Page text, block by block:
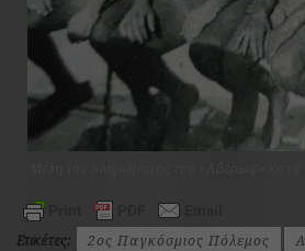
Ετικέτες: 2ος Παγκόσμιος Πόλεμος